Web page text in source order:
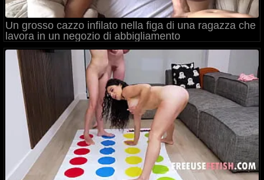
Un grosso cazzo infilato nella figa di una ragazza che
lavora in un negozio di abbigliamento